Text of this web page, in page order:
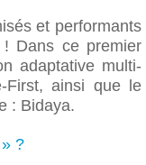
et performants
Dans ce premier
adaptative multi-
First, ainsi que le
: Bidaya.
?